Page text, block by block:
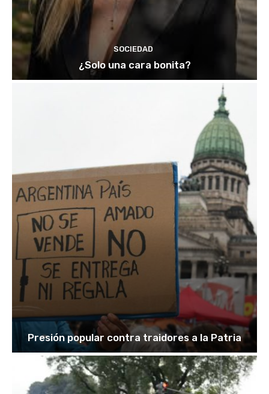
SOCIEDAD
¿Solo una cara bonita?
Presión popular contra traidores a la Patria